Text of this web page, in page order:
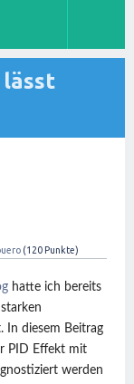
lässt
(120 Punkte)
hatte ich bereits
In diesem Beitrag
PID Effekt mit
werden